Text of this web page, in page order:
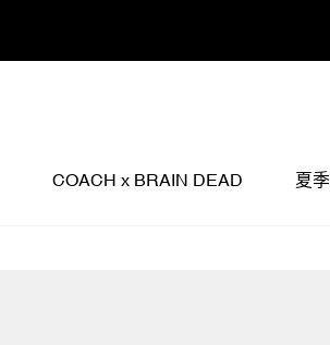
COACH x BRAIN DEAD 夏